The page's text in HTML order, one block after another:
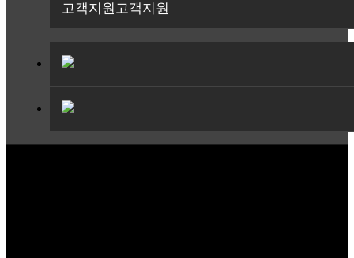
고객지원고객지원